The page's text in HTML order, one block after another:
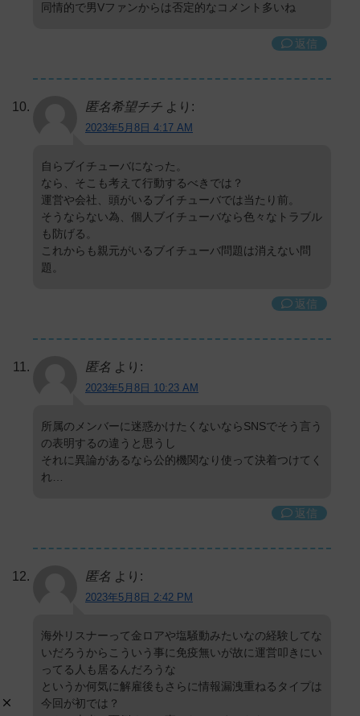
同情的で男Vファンからは否定的なコメント多いね
返信
匿名希望チチ より:
2023年5月8日 4:17 AM
自らブイチューバになった。
なら、そこも考えて行動するべきでは？
運営や会社、頭がいるブイチューバでは当たり前。
そうならない為、個人ブイチューバなら色々なトラブル
も防げる。
これからも親元がいるブイチューバ問題は消えない問
題。
返信
匿名 より:
2023年5月8日 10:23 AM
所属のメンバーに迷惑かけたくないならSNSでそう言う
の表明するの違うと思うし
それに異論があるなら公的機関なり使って決着つけてく
れ…
返信
匿名 より:
2023年5月8日 2:42 PM
海外リスナーって金ロアや塩騒動みたいなの経験してな
いだろうからこういう事に免疫無いが故に運営叩きにい
ってる人も居るんだろうな
というか何気に解雇後もさらに情報漏洩重ねるタイプは
今回が初では？